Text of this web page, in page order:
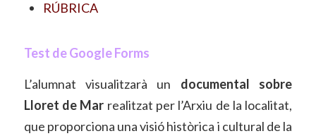
RÚBRICA
Test de Google Forms
L’alumnat visualitzarà un documental sobre
Lloret de Mar realitzat per l’Arxiu de la localitat,
que proporciona una visió històrica i cultural de la